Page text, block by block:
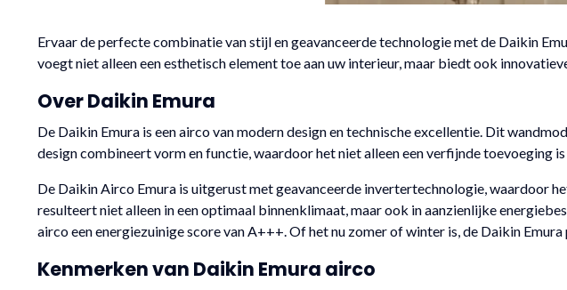
Ervaar de perfecte combinatie van stijl en geavanceerde technologie met de Daikin
voegt niet alleen een esthetisch element toe aan uw interieur, maar biedt ook
Over Daikin Emura
De Daikin Emura is een airco van modern design en technische excellentie. Dit
design combineert vorm en functie, waardoor het niet alleen een verfijnde toevoeging
De Daikin Airco Emura is uitgerust met geavanceerde invertertechnologie, waardoor
resulteert niet alleen in een optimaal binnenklimaat, maar ook in aanzienlijke
airco een energiezuinige score van A+++. Of het nu zomer of winter is, de Daikin
Kenmerken van Daikin Emura airco